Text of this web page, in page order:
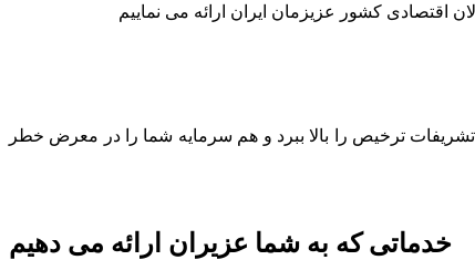
اقتصادی کشور عزیزمان ایران ارائه می نماییم
ترخیص را بالا ببرد و هم سرمایه شما را در معرض خطر
خدماتی که به شما عزیران ارائه می دهیم